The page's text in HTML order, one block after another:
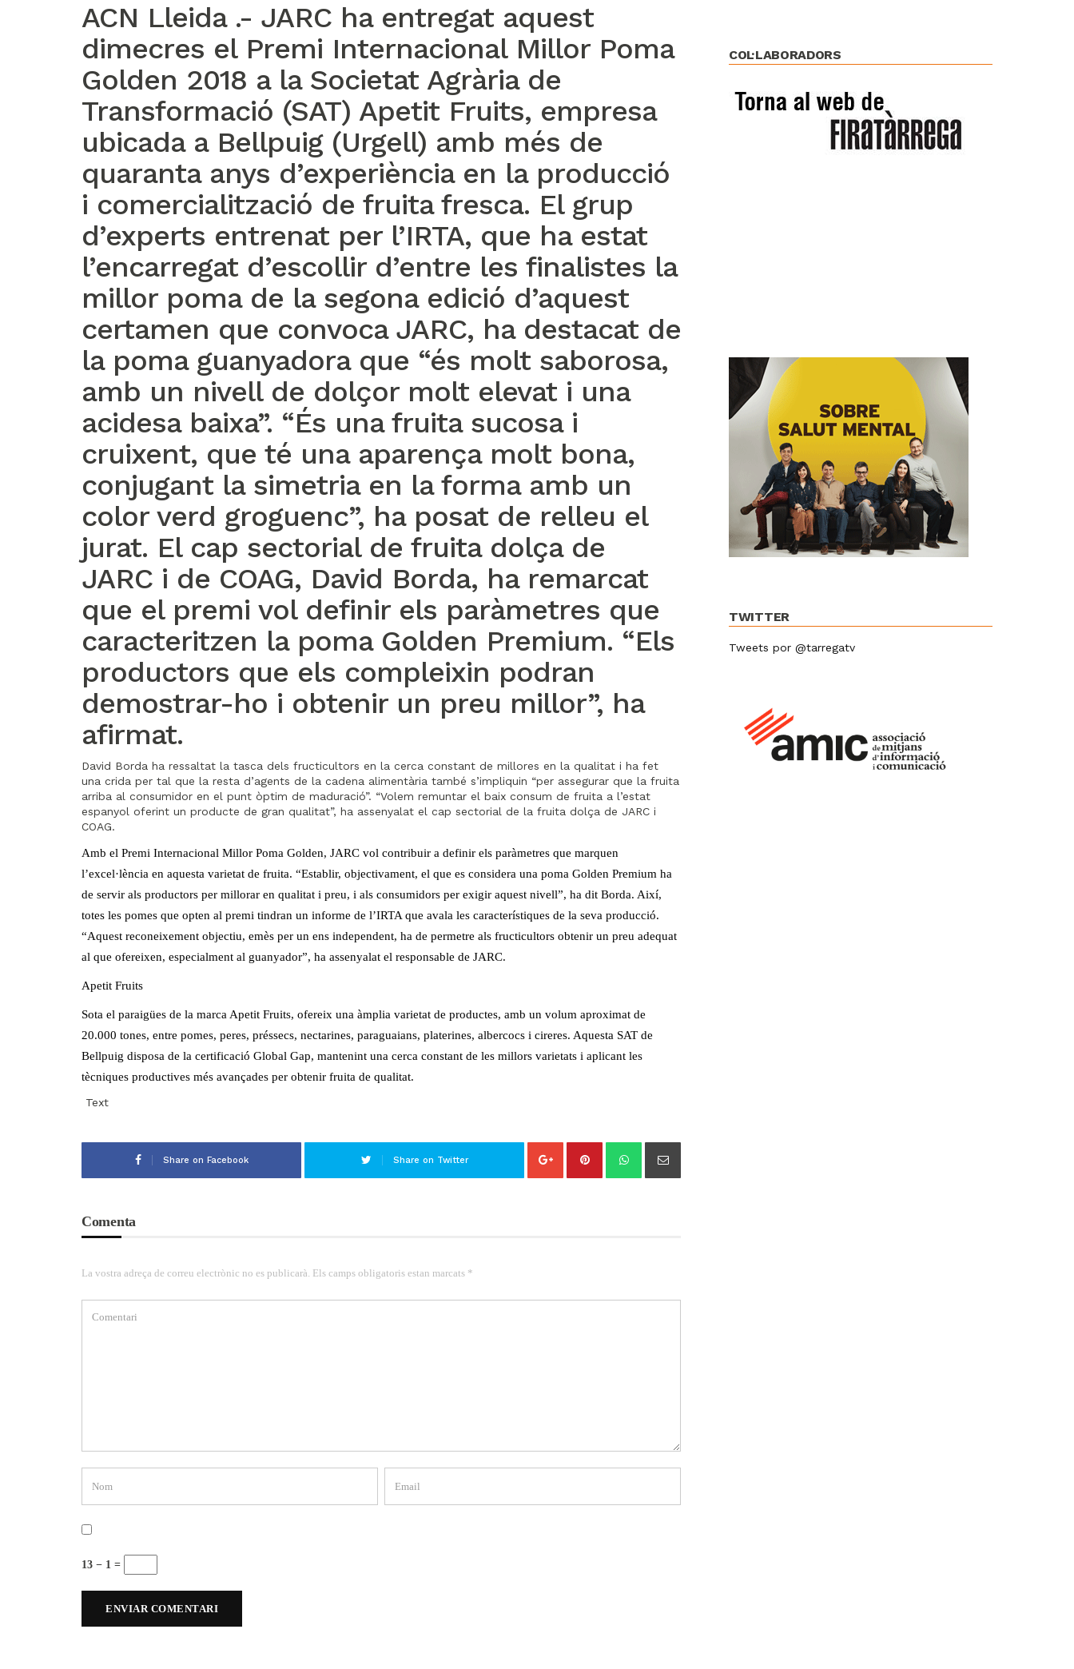
ACN Lleida .- JARC ha entregat aquest
dimecres el Premi Internacional Millor Poma
Golden 2018 a la Societat Agrària de
Transformació (SAT) Apetit Fruits, empresa
ubicada a Bellpuig (Urgell) amb més de
quaranta anys d’experiència en la producció
i comercialització de fruita fresca. El grup
d’experts entrenat per l’IRTA, que ha estat
l’encarregat d’escollir d’entre les finalistes la
millor poma de la segona edició d’aquest
certamen que convoca JARC, ha destacat de
la poma guanyadora que “és molt saborosa,
amb un nivell de dolçor molt elevat i una
acidesa baixa”. “És una fruita sucosa i
cruixent, que té una aparença molt bona,
conjugant la simetria en la forma amb un
color verd groguenc”, ha posat de relleu el
jurat. El cap sectorial de fruita dolça de
JARC i de COAG, David Borda, ha remarcat
que el premi vol definir els paràmetres que
caracteritzen la poma Golden Premium. “Els
productors que els compleixin podran
demostrar-ho i obtenir un preu millor”, ha
afirmat.
David Borda ha ressaltat la tasca dels fructicultors en la cerca constant de millores en la qualitat i ha fet
una crida per tal que la resta d’agents de la cadena alimentària també s’impliquin “per assegurar que la fruita
arriba al consumidor en el punt òptim de maduració”. “Volem remuntar el baix consum de fruita a l’estat
espanyol oferint un producte de gran qualitat”, ha assenyalat el cap sectorial de la fruita dolça de JARC i
COAG.
Amb el Premi Internacional Millor Poma Golden, JARC vol contribuir a definir els paràmetres que marquen
l’excel·lència en aquesta varietat de fruita. “Establir, objectivament, el que es considera una poma Golden Premium ha
de servir als productors per millorar en qualitat i preu, i als consumidors per exigir aquest nivell”, ha dit Borda. Així,
totes les pomes que opten al premi tindran un informe de l’IRTA que avala les característiques de la seva producció.
“Aquest reconeixement objectiu, emès per un ens independent, ha de permetre als fructicultors obtenir un preu adequat
al que ofereixen, especialment al guanyador”, ha assenyalat el responsable de JARC.
Apetit Fruits
Sota el paraigües de la marca Apetit Fruits, ofereix una àmplia varietat de productes, amb un volum aproximat de
20.000 tones, entre pomes, peres, préssecs, nectarines, paraguaians, platerines, albercocs i cireres. Aquesta SAT de
Bellpuig disposa de la certificació Global Gap, mantenint una cerca constant de les millors varietats i aplicant les
tècniques productives més avançades per obtenir fruita de qualitat.
Text
Share on Facebook Share on Twitter
Comenta
La vostra adreça de correu electrònic no es publicarà. Els camps obligatoris estan marcats *
13 − 1 =
COL·LABORADORS
TWITTER
Tweets por @tarregatv